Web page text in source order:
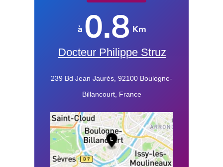
à 0.8 Km
Docteur Philippe Struz
239 Bd Jean Jaurès, 92100 Boulogne-
Billancourt, France